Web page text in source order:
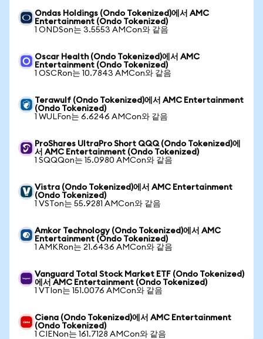
Ondas Holdings (Ondo Tokenized)에서 AMC
Entertainment (Ondo Tokenized)
1 ONDSon는 3.5553 AMCon와 같음
Oscar Health (Ondo Tokenized)에서 AMC
Entertainment (Ondo Tokenized)
1 OSCRon는 10.7843 AMCon와 같음
Terawulf (Ondo Tokenized)에서 AMC Entertainment
(Ondo Tokenized)
1 WULFon는 6.6246 AMCon와 같음
ProShares UltraPro Short QQQ (Ondo Tokenized)에
서 AMC Entertainment (Ondo Tokenized)
1 SQQQon는 15.0980 AMCon와 같음
Vistra (Ondo Tokenized)에서 AMC Entertainment
(Ondo Tokenized)
1 VSTon는 55.9281 AMCon와 같음
Amkor Technology (Ondo Tokenized)에서 AMC
Entertainment (Ondo Tokenized)
1 AMKRon는 21.6436 AMCon와 같음
Vanguard Total Stock Market ETF (Ondo Tokenized)
에서 AMC Entertainment (Ondo Tokenized)
1 VTIon는 151.0076 AMCon와 같음
Ciena (Ondo Tokenized)에서 AMC Entertainment
(Ondo Tokenized)
1 CIENon는 161.7128 AMCon와 같음